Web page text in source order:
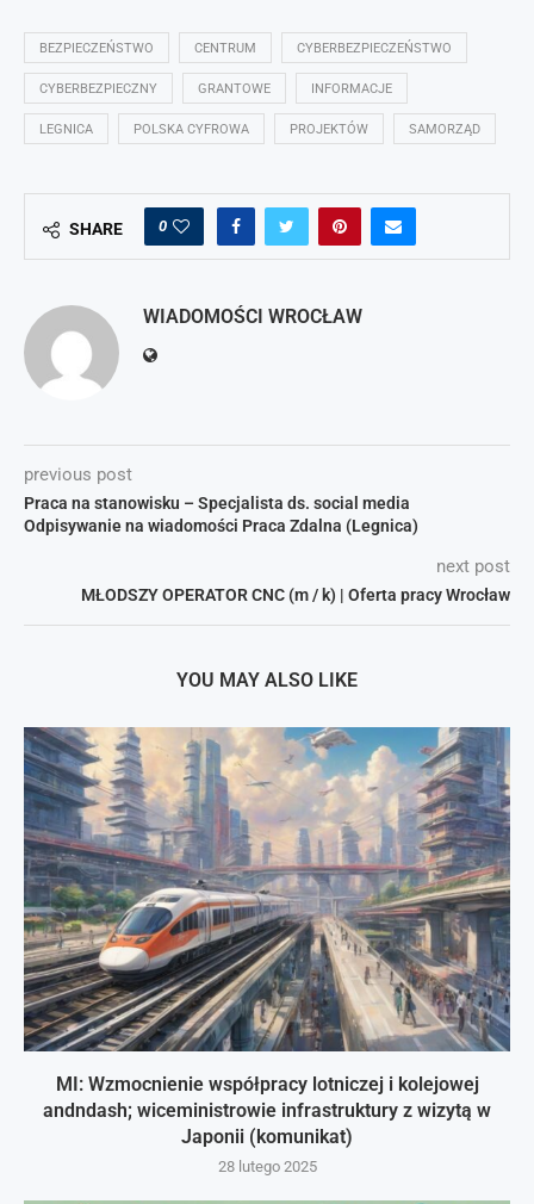
BEZPIECZEŃSTWO CENTRUM CYBERBEZPIECZEŃSTWO
CYBERBEZPIECZNY GRANTOWE INFORMACJE
LEGNICA POLSKA CYFROWA PROJEKTÓW SAMORZĄD
SHARE 0
WIADOMOŚCI WROCŁAW
previous post
Praca na stanowisku – Specjalista ds. social media
Odpisywanie na wiadomości Praca Zdalna (Legnica)
next post
MŁODSZY OPERATOR CNC (m / k) | Oferta pracy Wrocław
YOU MAY ALSO LIKE
MI: Wzmocnienie współpracy lotniczej i kolejowej
andndash; wiceministrowie infrastruktury z wizytą w
Japonii (komunikat)
28 lutego 2025